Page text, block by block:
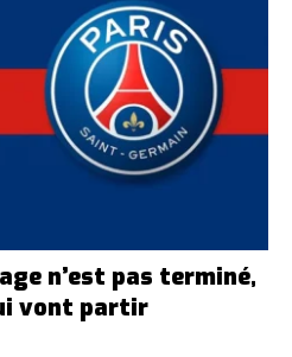
n’est pas terminé,
vont partir